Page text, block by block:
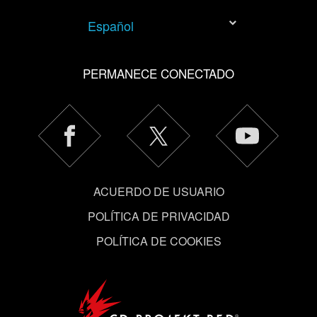
cookies opcionales requieren tu autorización.
Encontrarás todos los detalles sobre nuestro uso de las
en el menú «Ajustes» de más abajo.
Español
PERMANECE CONECTADO
ACUERDO DE USUARIO
POLÍTICA DE PRIVACIDAD
POLÍTICA DE COOKIES